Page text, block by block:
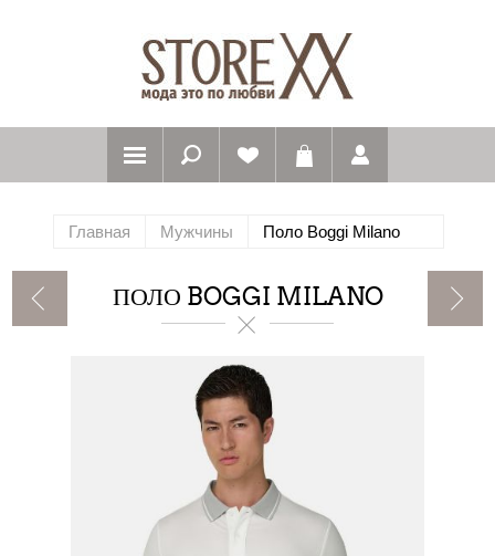
Главная Мужчины Поло Boggi Milano
ПОЛО BOGGI MILANO